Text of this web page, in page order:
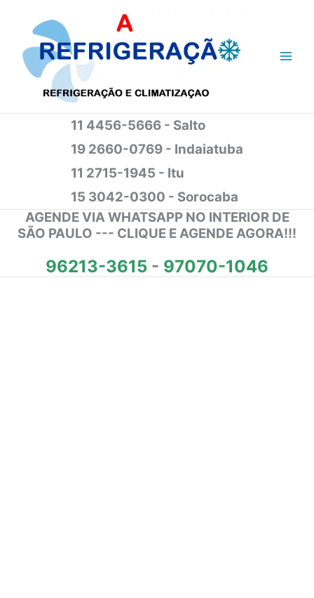
conteúdo
11 4456-5666 - Salto
19 2660-0769 - Indaiatuba
11 2715-1945 - Itu
15 3042-0300 - Sorocaba
AGENDE VIA WHATSAPP NO INTERIOR DE
SÃO PAULO --- CLIQUE E AGENDE AGORA!!!
96213-3615 - 97070-1046